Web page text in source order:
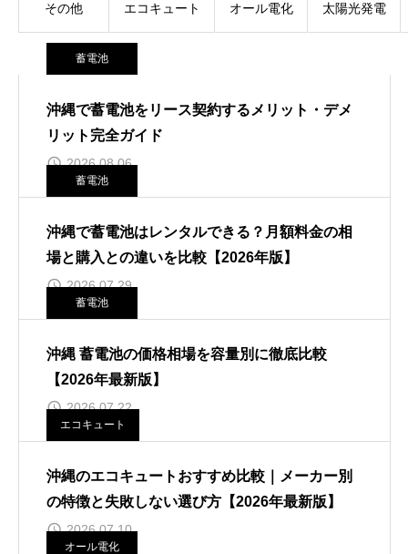
その他 エコキュート オール電化 太陽光発電
蓄電池
沖縄で蓄電池をリース契約するメリット・デメ
リット完全ガイド
2026.08.06
蓄電池
沖縄で蓄電池はレンタルできる？月額料金の相
場と購入との違いを比較【2026年版】
2026.07.29
蓄電池
沖縄 蓄電池の価格相場を容量別に徹底比較
【2026年最新版】
2026.07.22
エコキュート
沖縄のエコキュートおすすめ比較｜メーカー別
の特徴と失敗しない選び方【2026年最新版】
2026.07.10
オール電化